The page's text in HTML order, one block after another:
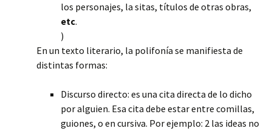
los personajes, la sitas, títulos de otras obras,
etc.
)
En un texto literario, la polifonía se manifiesta de
distintas formas:
Discurso directo: es una cita directa de lo dicho
por alguien. Esa cita debe estar entre comillas,
guiones, o en cursiva. Por ejemplo: 2 las ideas no